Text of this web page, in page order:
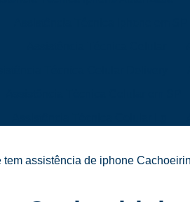
Técnica de Celular Próximo a
tem assistência de iphone